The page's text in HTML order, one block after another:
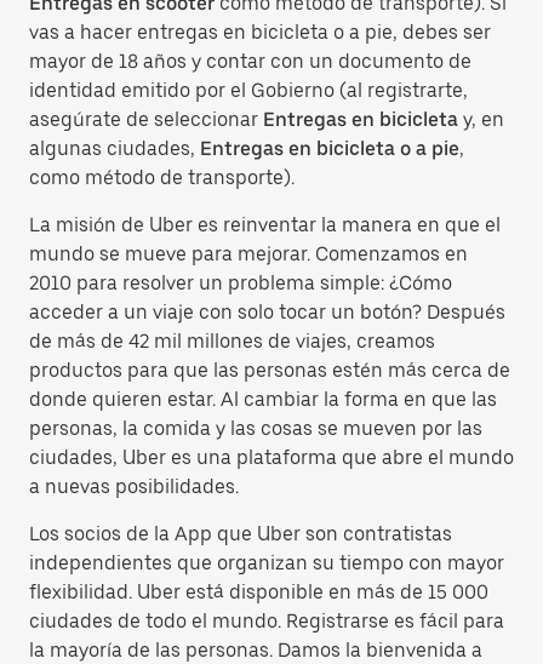
vas a hacer entregas en bicicleta o a pie, debes ser
mayor de 18 años y contar con un documento de
identidad emitido por el Gobierno (al registrarte,
asegúrate de seleccionar Entregas en bicicleta y, en
algunas ciudades, Entregas en bicicleta o a pie,
como método de transporte).
La misión de Uber es reinventar la manera en que el
mundo se mueve para mejorar. Comenzamos en
2010 para resolver un problema simple: ¿Cómo
acceder a un viaje con solo tocar un botón? Después
de más de 42 mil millones de viajes, creamos
productos para que las personas estén más cerca de
donde quieren estar. Al cambiar la forma en que las
personas, la comida y las cosas se mueven por las
ciudades, Uber es una plataforma que abre el mundo
a nuevas posibilidades.
Los socios de la App que Uber son contratistas
independientes que organizan su tiempo con mayor
flexibilidad. Uber está disponible en más de 15 000
ciudades de todo el mundo. Registrarse es fácil para
la mayoría de las personas. Damos la bienvenida a